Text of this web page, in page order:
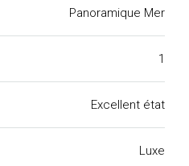
Panoramique Mer
1
Excellent état
Luxe